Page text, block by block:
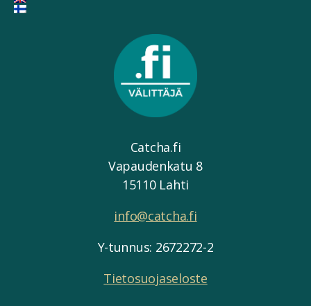
Catcha.fi
Vapaudenkatu 8
15110 Lahti
info@catcha.fi
Y-tunnus: 2672272-2
Tietosuojaseloste